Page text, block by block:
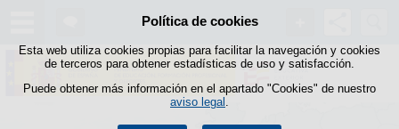
Política de cookies
Esta web utiliza cookies propias para facilitar la navegación y cookies
de terceros para obtener estadísticas de uso y satisfacción.
Puede obtener más información en el apartado "Cookies" de nuestro
aviso legal
Saltar al contenido